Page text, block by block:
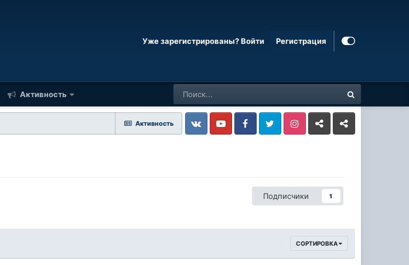
Уже зарегистрированы? Войти Регистрация
Активность
Активность
VkontakteYouTube FacebookTwitter InstagramLivejournalOdnoklassniki
Подписчики 1
СОРТИРОВКА